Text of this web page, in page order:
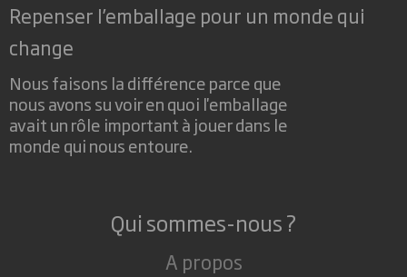
Repenser l’emballage pour un monde qui
change
Nous faisons la différence parce que
nous avons su voir en quoi l'emballage
avait un rôle important à jouer dans le
monde qui nous entoure.
Qui sommes-nous ?
A propos